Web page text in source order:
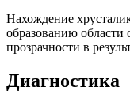
Нахождение
образованию
прозрачности в
Диагностика